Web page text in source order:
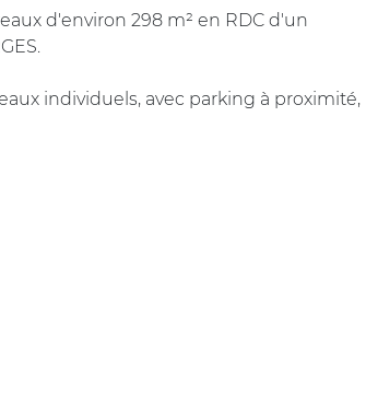
d'environ 298 m² en RDC d'un
individuels, avec parking à proximité,